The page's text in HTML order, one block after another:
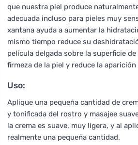
que nuestra piel produce
adecuada incluso para pieles muy
xantana ayuda a aumentar la
mismo tiempo reduce su
película delgada sobre la superficie
firmeza de la piel y reduce la aparición
Uso:
Aplique una pequeña cantidad de
y tonificada del rostro y masajee
la crema es suave, muy ligera, y al
realmente una pequeña cantidad.